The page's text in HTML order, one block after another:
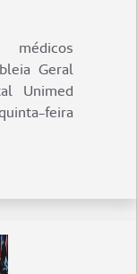
Geral
Unimed
feira